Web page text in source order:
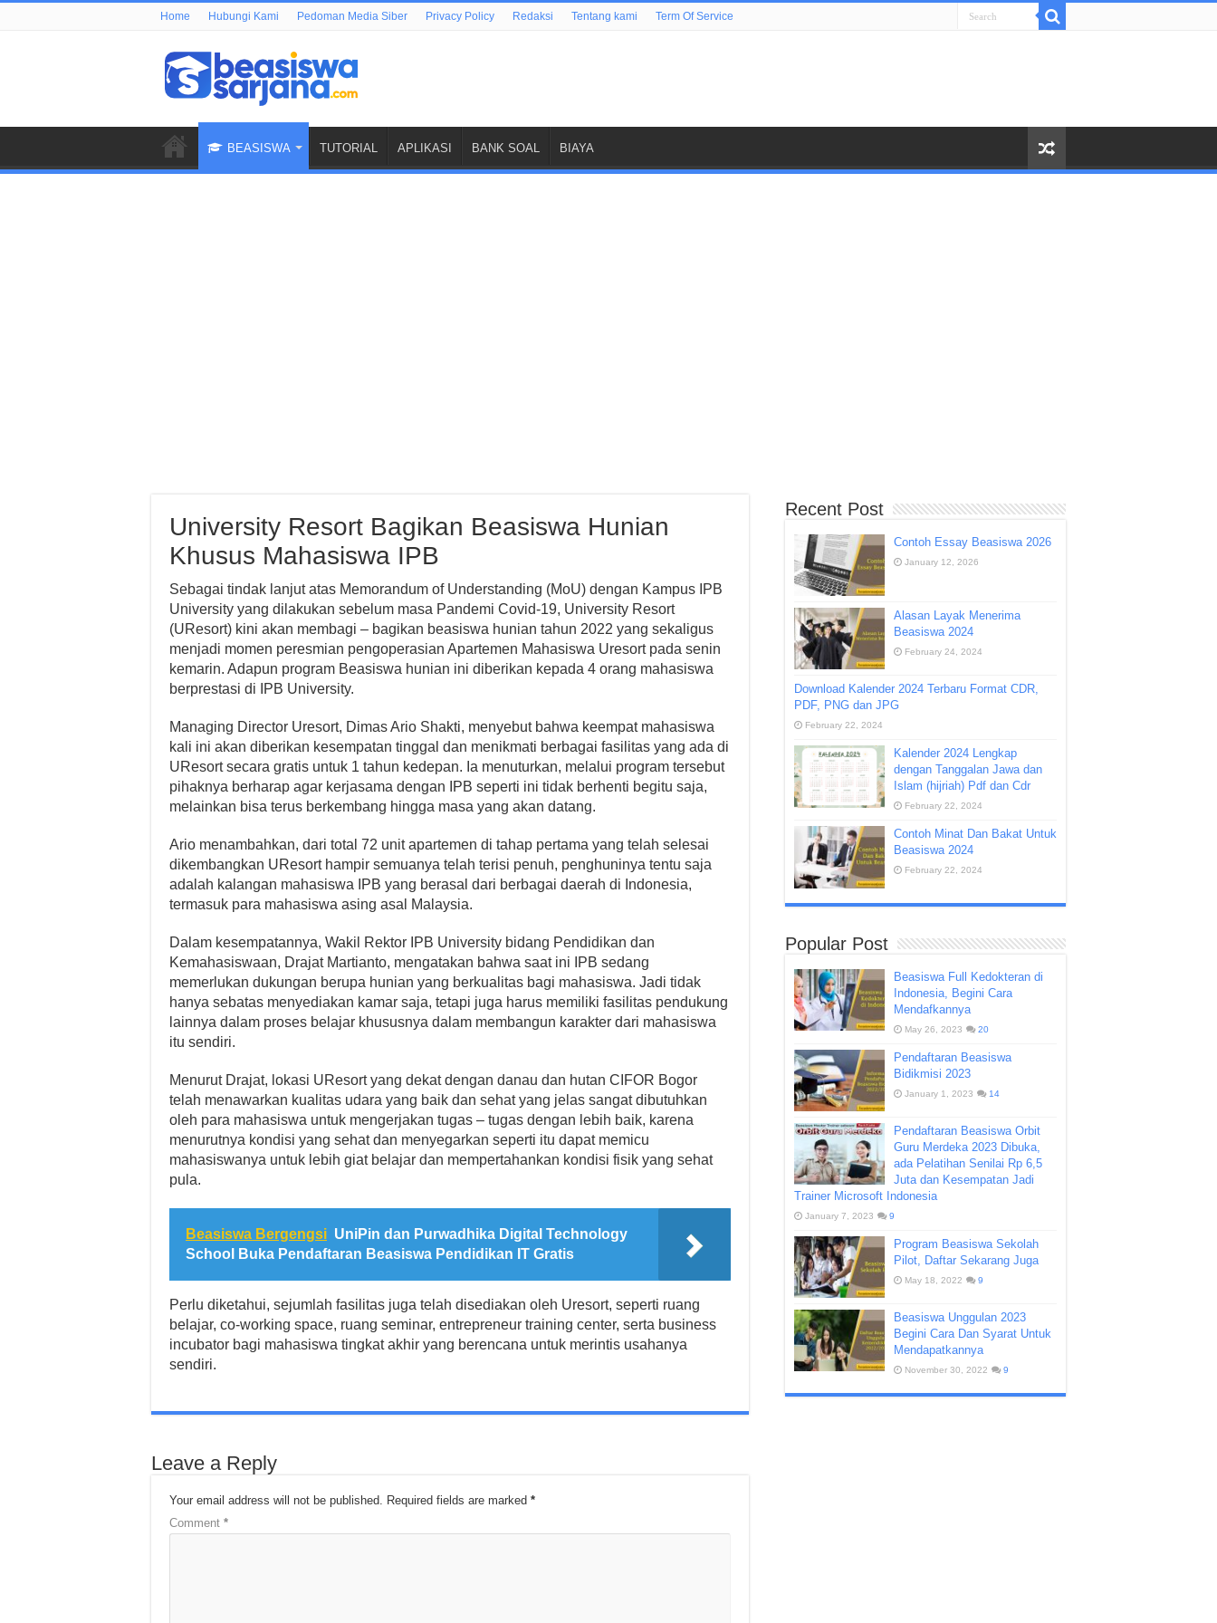
Home Hubungi Kami Pedoman Media Siber Privacy Policy Redaksi Tentang kami Term Of Service
BEASISWA TUTORIAL APLIKASI BANK SOAL BIAYA
University Resort Bagikan Beasiswa Hunian
Khusus Mahasiswa IPB
Sebagai tindak lanjut atas Memorandum of Understanding (MoU) dengan Kampus IPB
University yang dilakukan sebelum masa Pandemi Covid-19, University Resort
(UResort) kini akan membagi – bagikan beasiswa hunian tahun 2022 yang sekaligus
menjadi momen peresmian pengoperasian Apartemen Mahasiswa Uresort pada senin
kemarin. Adapun program Beasiswa hunian ini diberikan kepada 4 orang mahasiswa
berprestasi di IPB University.
Managing Director Uresort, Dimas Ario Shakti, menyebut bahwa keempat mahasiswa
kali ini akan diberikan kesempatan tinggal dan menikmati berbagai fasilitas yang ada di
UResort secara gratis untuk 1 tahun kedepan. Ia menuturkan, melalui program tersebut
pihaknya berharap agar kerjasama dengan IPB seperti ini tidak berhenti begitu saja,
melainkan bisa terus berkembang hingga masa yang akan datang.
Ario menambahkan, dari total 72 unit apartemen di tahap pertama yang telah selesai
dikembangkan UResort hampir semuanya telah terisi penuh, penghuninya tentu saja
adalah kalangan mahasiswa IPB yang berasal dari berbagai daerah di Indonesia,
termasuk para mahasiswa asing asal Malaysia.
Dalam kesempatannya, Wakil Rektor IPB University bidang Pendidikan dan
Kemahasiswaan, Drajat Martianto, mengatakan bahwa saat ini IPB sedang
memerlukan dukungan berupa hunian yang berkualitas bagi mahasiswa. Jadi tidak
hanya sebatas menyediakan kamar saja, tetapi juga harus memiliki fasilitas pendukung
lainnya dalam proses belajar khususnya dalam membangun karakter dari mahasiswa
itu sendiri.
Menurut Drajat, lokasi UResort yang dekat dengan danau dan hutan CIFOR Bogor
telah menawarkan kualitas udara yang baik dan sehat yang jelas sangat dibutuhkan
oleh para mahasiswa untuk mengerjakan tugas – tugas dengan lebih baik, karena
menurutnya kondisi yang sehat dan menyegarkan seperti itu dapat memicu
mahasiswanya untuk lebih giat belajar dan mempertahankan kondisi fisik yang sehat
pula.
Beasiswa Bergengsi UniPin dan Purwadhika Digital Technology
School Buka Pendaftaran Beasiswa Pendidikan IT Gratis
Perlu diketahui, sejumlah fasilitas juga telah disediakan oleh Uresort, seperti ruang
belajar, co-working space, ruang seminar, entrepreneur training center, serta business
incubator bagi mahasiswa tingkat akhir yang berencana untuk merintis usahanya
sendiri.
Leave a Reply
Your email address will not be published. Required fields are marked *
Comment *
Recent Post
Contoh Essay Beasiswa 2026
January 12, 2026
Alasan Layak Menerima
Beasiswa 2024
February 24, 2024
Download Kalender 2024 Terbaru Format CDR,
PDF, PNG dan JPG
February 22, 2024
Kalender 2024 Lengkap
dengan Tanggalan Jawa dan
Islam (hijriah) Pdf dan Cdr
February 22, 2024
Contoh Minat Dan Bakat Untuk
Beasiswa 2024
February 22, 2024
Popular Post
Beasiswa Full Kedokteran di
Indonesia, Begini Cara
Mendafkannya
May 26, 2023 20
Pendaftaran Beasiswa
Bidikmisi 2023
January 1, 2023 14
Pendaftaran Beasiswa Orbit
Guru Merdeka 2023 Dibuka,
ada Pelatihan Senilai Rp 6,5
Juta dan Kesempatan Jadi
Trainer Microsoft Indonesia
January 7, 2023 9
Program Beasiswa Sekolah
Pilot, Daftar Sekarang Juga
May 18, 2022 9
Beasiswa Unggulan 2023
Begini Cara Dan Syarat Untuk
Mendapatkannya
November 30, 2022 9